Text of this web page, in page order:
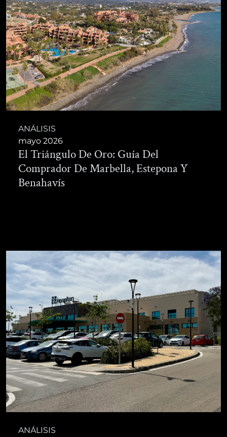
ANÁLISIS
mayo 2026
El Triángulo De Oro: Guía Del
Comprador De Marbella, Estepona Y
Benahavís
ANÁLISIS